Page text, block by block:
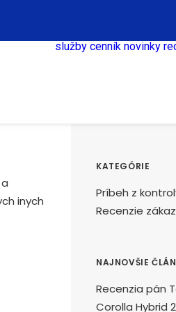
služby cenník novinky
inych
KATEGÓRIE
Príbeh z
Recenzie
NAJNOVŠIE
Recenzia pán
Corolla Hybrid